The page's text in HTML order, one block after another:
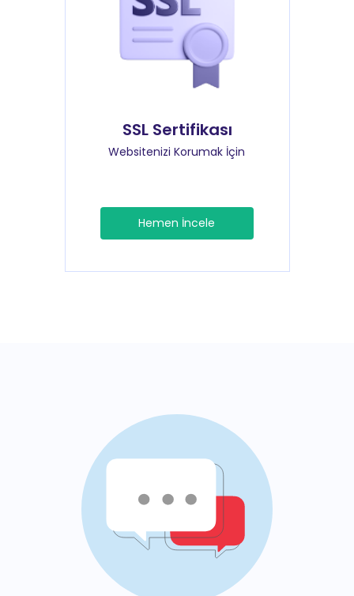
SSL Sertifikası
Websitenizi Korumak İçin
Hemen İncele